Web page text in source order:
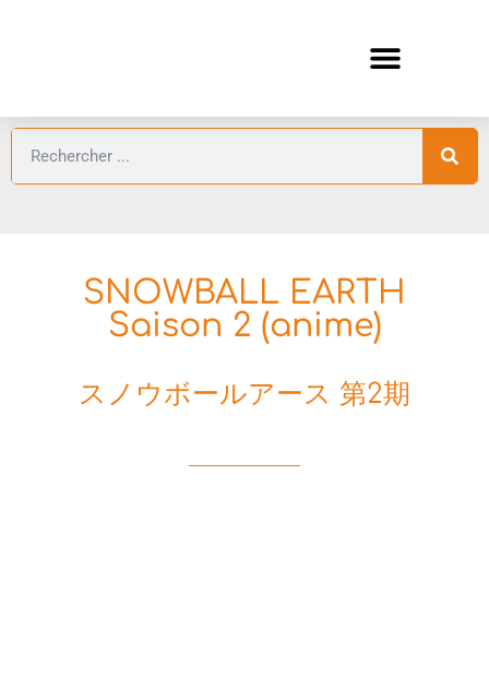
SNOWBALL EARTH
Saison 2 (anime)
スノウボールアース 第2期